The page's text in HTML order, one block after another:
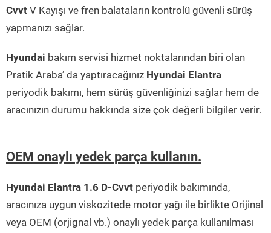
Cvvt V Kayışı ve fren balataların kontrolü güvenli sürüş
yapmanızı sağlar.
Hyundai bakım servisi hizmet noktalarından biri olan
Pratik Araba’ da yaptıracağınız Hyundai Elantra
periyodik bakımı, hem sürüş güvenliğinizi sağlar hem de
aracınızın durumu hakkında size çok değerli bilgiler verir.
OEM onaylı yedek parça kullanın.
Hyundai Elantra 1.6 D-Cvvt periyodik bakımında,
aracınıza uygun viskozitede motor yağı ile birlikte Orijinal
veya OEM (orjignal vb.) onaylı yedek parça kullanılması